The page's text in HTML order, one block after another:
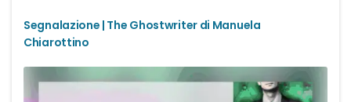
Spy romance
Step romance
Segnalazione | The Ghostwriter di Manuela
Chiarottino